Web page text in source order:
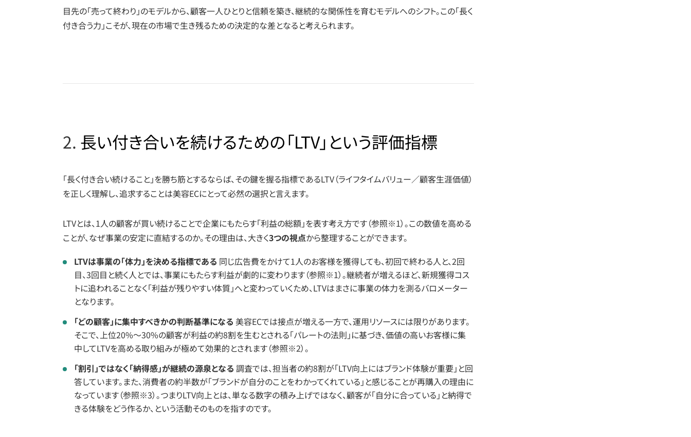
目先の「売って終わり」のモデルから、顧客一人ひとりと信頼を築き、継続的な関係性を育むモデルへのシフト。この「長く
付き合う力」こそが、現在の市場で生き残るための決定的な差となると考えられます。
2. 長い付き合いを続けるための「LTV」という評価指標
「長く付き合い続けること」を勝ち筋とするならば、その鍵を握る指標であるLTV（ライフタイムバリュー／顧客生涯価値）
を正しく理解し、追求することは美容ECにとって必然の選択と言えます。
LTVとは、1人の顧客が買い続けることで企業にもたらす「利益の総額」を表す考え方です（参照※1）。この数値を高める
ことが、なぜ事業の安定に直結するのか。その理由は、大きく3つの視点から整理することができます。
LTVは事業の「体力」を決める指標である 同じ広告費をかけて1人のお客様を獲得しても、初回で終わる人と、2回
目、3回目と続く人とでは、事業にもたらす利益が劇的に変わります（参照※1）。継続者が増えるほど、新規獲得コス
トに追われることなく「利益が残りやすい体質」へと変わっていくため、LTVはまさに事業の体力を測るバロメーター
となります。
「どの顧客」に集中すべきかの判断基準になる 美容ECでは接点が増える一方で、運用リソースには限りがあります。
そこで、上位20%〜30%の顧客が利益の約8割を生むとされる「パレートの法則」に基づき、価値の高いお客様に集
中してLTVを高める取り組みが極めて効果的とされます（参照※2）。
「割引」ではなく「納得感」が継続の源泉となる 調査では、担当者の約8割が「LTV向上にはブランド体験が重要」と回
答しています。また、消費者の約半数が「ブランドが自分のことをわかってくれている」と感じることが再購入の理由に
なっています（参照※3）。つまりLTV向上とは、単なる数字の積み上げではなく、顧客が「自分に合っている」と納得で
きる体験をどう作るか、という活動そのものを指すのです。